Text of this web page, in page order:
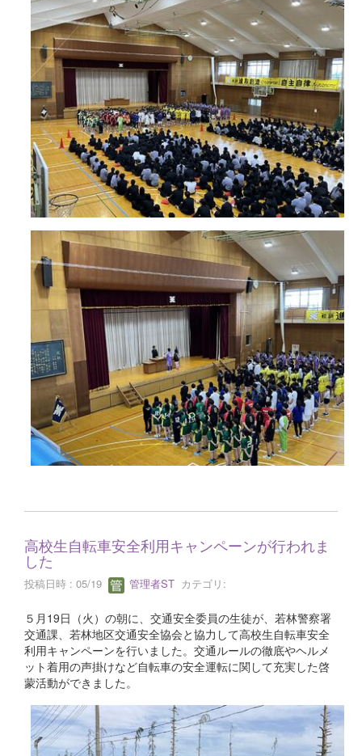
高校生自転車安全利用キャンペーンが行われま
した
投稿日時 : 05/19 管理者ST カテゴリ:
５月19日（火）の朝に、交通安全委員の生徒が、若林警察署
交通課、若林地区交通安全協会と協力して高校生自転車安全
利用キャンペーンを行いました。交通ルールの徹底やヘルメ
ット着用の声掛けなど自転車の安全運転に関して充実した啓
蒙活動ができました。